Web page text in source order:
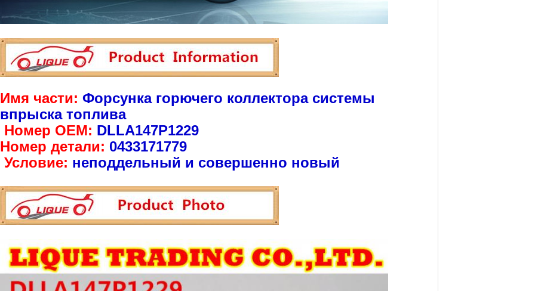
Имя части: Форсунка горючего коллектора системы
впрыска топлива
Номер OEM: DLLA147P1229
Номер детали: 0433171779
Условие: неподдельный и совершенно новый